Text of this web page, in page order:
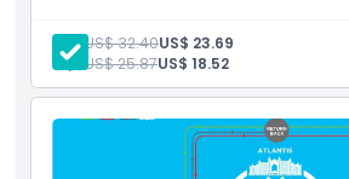
行き方ドバイ・マリーナ沿いの60分間ガイド付
船
近代的な高層ビル、豪華ヨット、象徴的
マリーナのスカイラインを望む絶好の撮
アラビア湾でのワクワクする観光体験
大人: US$ 32.40US$ 23.69
子供:
US$ 25.87US$ 18.52